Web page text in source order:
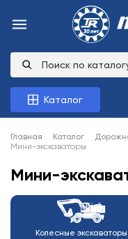
Каталог
Главная Каталог
Мини-экскаваторы
Мини-
Колесные экскаваторы